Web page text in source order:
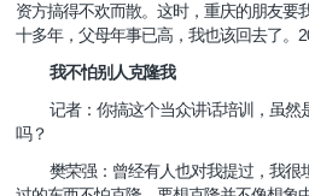
资方搞得不欢而散。这时，重庆的朋友要
十多年，父母年事已高，我也该回去了。
我不怕别人克隆我
记者：你搞这个当众讲话培训，虽然
吗？
樊荣强：曾经有人也对我提过，我很